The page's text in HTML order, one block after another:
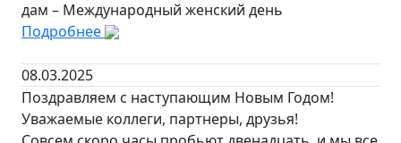
дам – Международный женский день
Подробнее
08.03.2025
Поздравляем с наступающим Новым Годом!
Уважаемые коллеги, партнеры, друзья!